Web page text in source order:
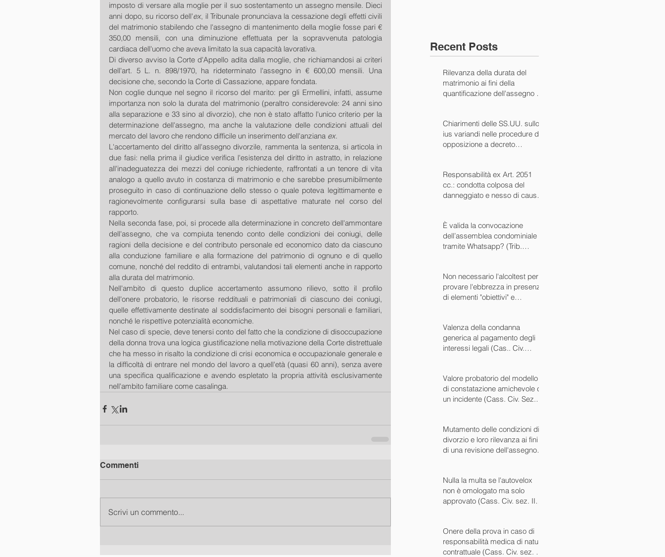
imposto di versare alla moglie per il suo sostentamento un assegno mensile. Dieci
anni dopo, su ricorso dell'ex, il Tribunale pronunciava la cessazione degli effetti civili
del matrimonio stabilendo che l'assegno di mantenimento della moglie fosse pari €
350,00 mensili, con una diminuzione effettuata per la sopravvenuta patologia
cardiaca dell'uomo che aveva limitato la sua capacità lavorativa.
Di diverso avviso la Corte d'Appello adita dalla moglie, che richiamandosi ai criteri
dell'art. 5 L. n. 898/1970, ha rideterminato l'assegno in € 600,00 mensili. Una
decisione che, secondo la Corte di Cassazione, appare fondata.
Non coglie dunque nel segno il ricorso del marito: per gli Ermellini, infatti, assume
importanza non solo la durata del matrimonio (peraltro considerevole: 24 anni sino
alla separazione e 33 sino al divorzio), che non è stato affatto l'unico criterio per la
determinazione dell'assegno, ma anche la valutazione delle condizioni attuali del
mercato del lavoro che rendono difficile un inserimento dell'anziana ex.
L'accertamento del diritto all'assegno divorzile, rammenta la sentenza, si articola in
due fasi: nella prima il giudice verifica l'esistenza del diritto in astratto, in relazione
all'inadeguatezza dei mezzi del coniuge richiedente, raffrontati a un tenore di vita
analogo a quello avuto in costanza di matrimonio e che sarebbe presumibilmente
proseguito in caso di continuazione dello stesso o quale poteva legittimamente e
ragionevolmente configurarsi sulla base di aspettative maturate nel corso del
rapporto.
Nella seconda fase, poi, si procede alla determinazione in concreto dell'ammontare
dell'assegno, che va compiuta tenendo conto delle condizioni dei coniugi, delle
ragioni della decisione e del contributo personale ed economico dato da ciascuno
alla conduzione familiare e alla formazione del patrimonio di ognuno e di quello
comune, nonché del reddito di entrambi, valutandosi tali elementi anche in rapporto
alla durata del matrimonio.
Nell'ambito di questo duplice accertamento assumono rilievo, sotto il profilo
dell'onere probatorio, le risorse reddituali e patrimoniali di ciascuno dei coniugi,
quelle effettivamente destinate al soddisfacimento dei bisogni personali e familiari,
nonché le rispettive potenzialità economiche.
Nel caso di specie, deve tenersi conto del fatto che la condizione di disoccupazione
della donna trova una logica giustificazione nella motivazione della Corte distrettuale
che ha messo in risalto la condizione di crisi economica e occupazionale generale e
la difficoltà di entrare nel mondo del lavoro a quell'età (quasi 60 anni), senza avere
una specifica qualificazione e avendo espletato la propria attività esclusivamente
nell'ambito familiare come casalinga.
Commenti
Scrivi un commento...
Recent Posts
Rilevanza della durata del
matrimonio ai fini della
quantificazione dell'assegno di
Chiarimenti delle SS.UU. sullo
ius variandi nelle procedure di
opposizione a decreto
Responsabilità ex Art. 2051
cc.: condotta colposa del
danneggiato e nesso di causa
È valida la convocazione
dell’assemblea condominiale
tramite Whatsapp? (Trib.
Non necessario l'alcoltest per
provare l'ebbrezza in presenza
di elementi "obiettivi" e
Valenza della condanna
generica al pagamento degli
interessi legali (Cas.. Civ.
Valore probatorio del modello
di constatazione amichevole di
un incidente (Cass. Civ. Sez. III
Mutamento delle condizioni di
divorzio e loro rilevanza ai fini
di una revisione dell'assegno
Nulla la multa se l'autovelox
non è omologato ma solo
approvato (Cass. Civ. sez. II
Onere della prova in caso di
responsabilità medica di natura
contrattuale (Cass. Civ. sez. III